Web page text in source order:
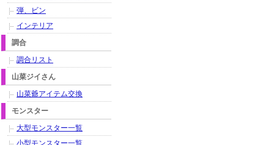
弾、ビン
インテリア
調合
調合リスト
山菜ジイさん
山菜爺アイテム交換
モンスター
大型モンスター一覧
小型モンスター一覧